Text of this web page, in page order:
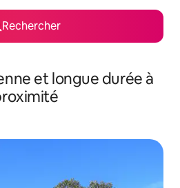
Rechercher
et longue durée à